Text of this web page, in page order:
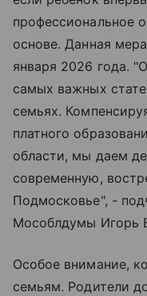
профессиональное
основе. Данная
января 2026 года.
самых важных
семьях.
платного
области, мы даем
современную,
Подмосковье", -
Мособлдумы Игорь
Особое внимание,
семьям. Родители